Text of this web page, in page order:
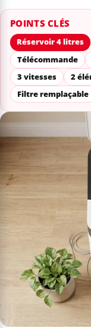
POINTS CLÉS
Réservoir 4 litres
Télécommande
3 vitesses
2
Filtre remplaçable